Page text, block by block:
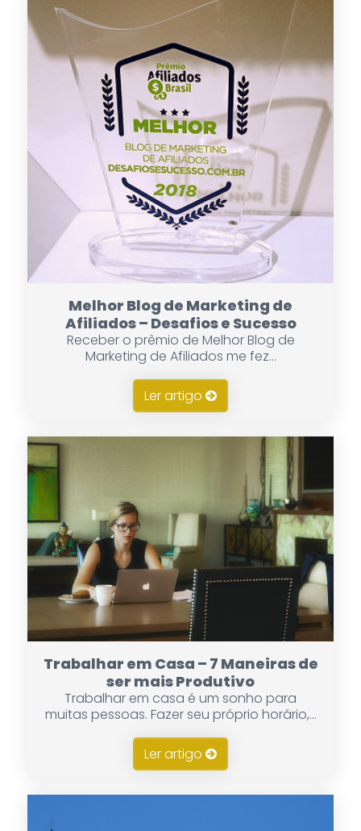
Melhor Blog de Marketing de
Afiliados – Desafios e Sucesso
Receber o prêmio de Melhor Blog de
Marketing de Afiliados me fez...
Ler artigo
Trabalhar em Casa – 7 Maneiras de
ser mais Produtivo
Trabalhar em casa é um sonho para
muitas pessoas. Fazer seu próprio horário,...
Ler artigo